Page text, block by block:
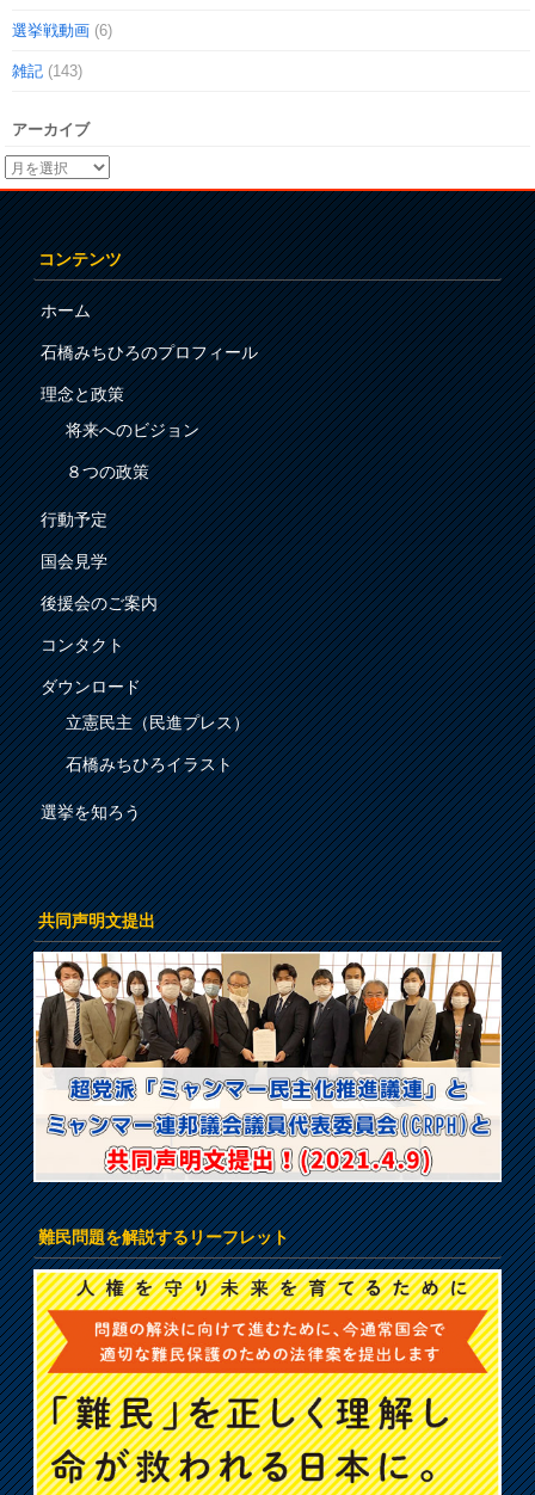
選挙戦動画 (6)
雑記 (143)
アーカイブ
コンテンツ
ホーム
石橋みちひろのプロフィール
理念と政策
将来へのビジョン
８つの政策
行動予定
国会見学
後援会のご案内
コンタクト
ダウンロード
立憲民主（民進プレス）
石橋みちひろイラスト
選挙を知ろう
共同声明文提出
難民問題を解説するリーフレット